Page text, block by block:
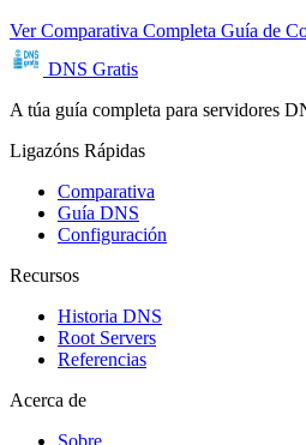
Ver Comparativa Completa Guía de
DNS Gratis
A túa guía completa para servidores
Ligazóns Rápidas
Comparativa
Guía DNS
Configuración
Recursos
Historia DNS
Root Servers
Referencias
Acerca de